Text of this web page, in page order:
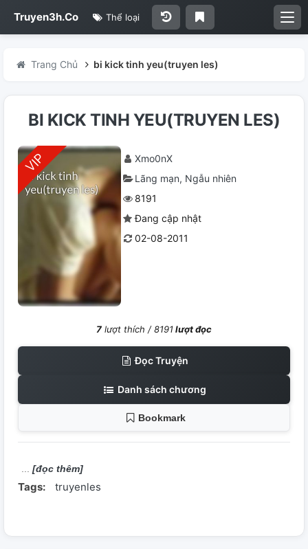
Truyen3h.Co Thể loại
Trang Chủ bi kick tinh yeu(truyen les)
BI KICK TINH YEU(TRUYEN LES)
Xmo0nX
Lãng mạn Ngẫu nhiên
8191
Đang cập nhật
02-08-2011
7 lượt thích /8191lượt đọc
Đọc Truyện
Danh sách chương
Bookmark
[đọc thêm]
Tags: truyenles